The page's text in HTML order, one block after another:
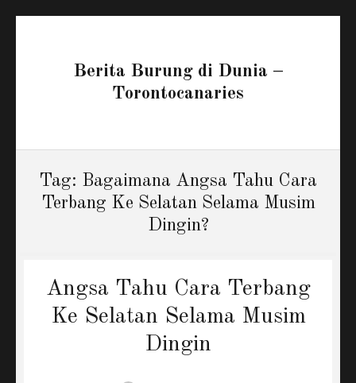
Berita Burung di Dunia –
Torontocanaries
Tag: Bagaimana Angsa Tahu Cara
Terbang Ke Selatan Selama Musim
Dingin?
Angsa Tahu Cara Terbang
Ke Selatan Selama Musim
Dingin